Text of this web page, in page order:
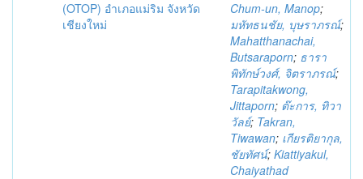
(OTOP) อำเภอแม่ริม จังหวัด
เชียงใหม่
Chum-un, Manop;
มหัทธนชัย, บุษราภรณ์;
Mahatthanachai,
Butsaraporn; ธารา
พิทักษ์วงศ์, จิตราภรณ์;
Tarapitakwong,
Jittaporn; ต๊ะการ, ทิวา
วัลย์; Takran,
Tiwawan; เกียรติยากุล,
ชัยทัศน์; Kiattiyakul,
Chaiyathad